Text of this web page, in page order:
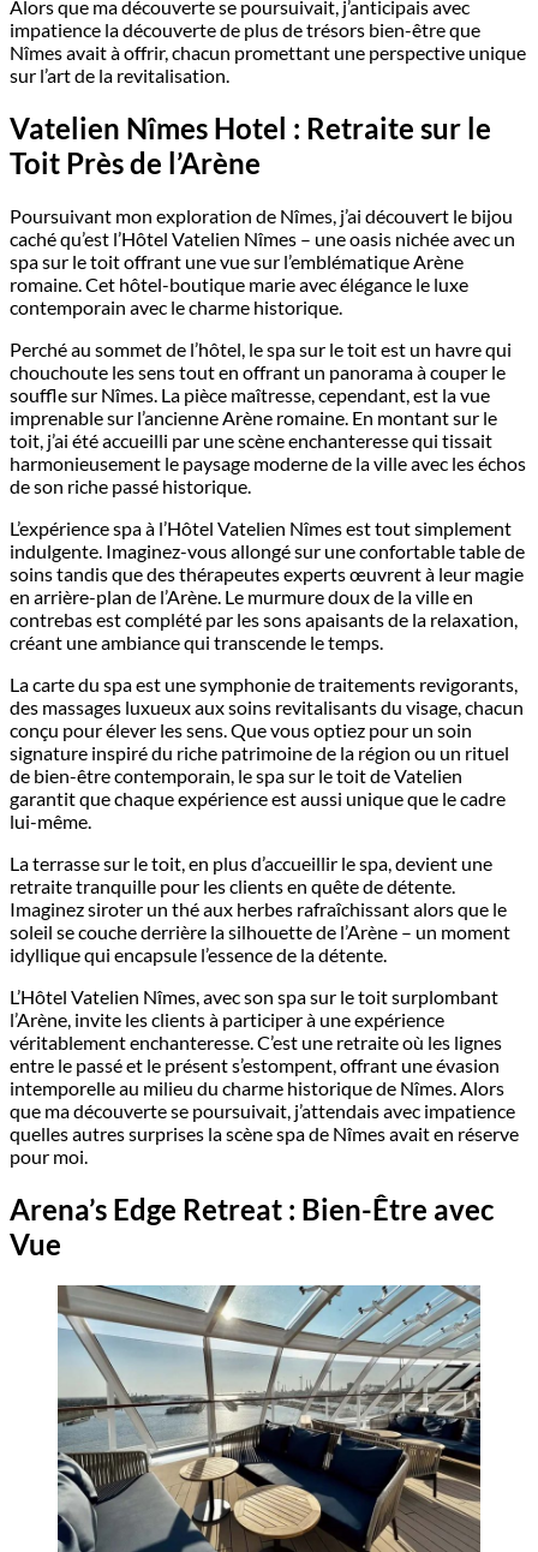
Alors que ma découverte se poursuivait, j’anticipais avec
impatience la découverte de plus de trésors bien-être que
Nîmes avait à offrir, chacun promettant une perspective unique
sur l’art de la revitalisation.
Vatelien Nîmes Hotel : Retraite sur le
Toit Près de l’Arène
Poursuivant mon exploration de Nîmes, j’ai découvert le bijou
caché qu’est l’Hôtel Vatelien Nîmes – une oasis nichée avec un
spa sur le toit offrant une vue sur l’emblématique Arène
romaine. Cet hôtel-boutique marie avec élégance le luxe
contemporain avec le charme historique.
Perché au sommet de l’hôtel, le spa sur le toit est un havre qui
chouchoute les sens tout en offrant un panorama à couper le
souffle sur Nîmes. La pièce maîtresse, cependant, est la vue
imprenable sur l’ancienne Arène romaine. En montant sur le
toit, j’ai été accueilli par une scène enchanteresse qui tissait
harmonieusement le paysage moderne de la ville avec les échos
de son riche passé historique.
L’expérience spa à l’Hôtel Vatelien Nîmes est tout simplement
indulgente. Imaginez-vous allongé sur une confortable table de
soins tandis que des thérapeutes experts œuvrent à leur magie
en arrière-plan de l’Arène. Le murmure doux de la ville en
contrebas est complété par les sons apaisants de la relaxation,
créant une ambiance qui transcende le temps.
La carte du spa est une symphonie de traitements revigorants,
des massages luxueux aux soins revitalisants du visage, chacun
conçu pour élever les sens. Que vous optiez pour un soin
signature inspiré du riche patrimoine de la région ou un rituel
de bien-être contemporain, le spa sur le toit de Vatelien
garantit que chaque expérience est aussi unique que le cadre
lui-même.
La terrasse sur le toit, en plus d’accueillir le spa, devient une
retraite tranquille pour les clients en quête de détente.
Imaginez siroter un thé aux herbes rafraîchissant alors que le
soleil se couche derrière la silhouette de l’Arène – un moment
idyllique qui encapsule l’essence de la détente.
L’Hôtel Vatelien Nîmes, avec son spa sur le toit surplombant
l’Arène, invite les clients à participer à une expérience
véritablement enchanteresse. C’est une retraite où les lignes
entre le passé et le présent s’estompent, offrant une évasion
intemporelle au milieu du charme historique de Nîmes. Alors
que ma découverte se poursuivait, j’attendais avec impatience
quelles autres surprises la scène spa de Nîmes avait en réserve
pour moi.
Arena’s Edge Retreat : Bien-Être avec
Vue